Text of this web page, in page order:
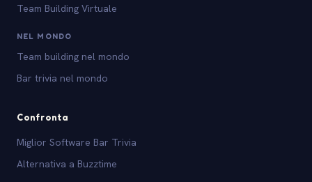
Team Building Virtuale
NEL MONDO
Team building nel mondo
Bar trivia nel mondo
Confronta
Miglior Software Bar Trivia
Alternativa a Buzztime